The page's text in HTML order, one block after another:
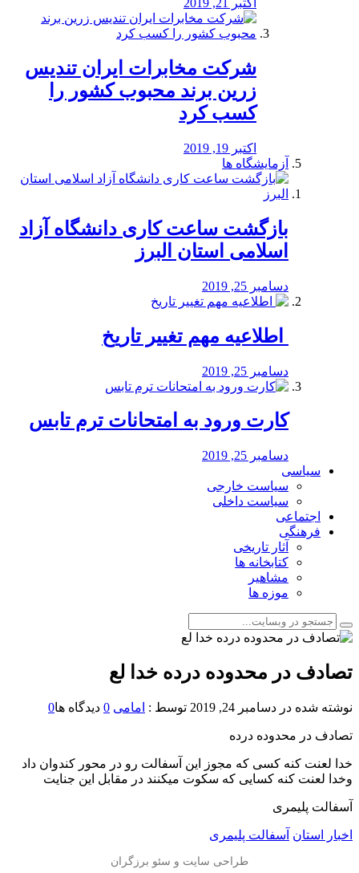
اکتبر 21, 2019
شرکت مخابرات ایران تندیس
زرین برند محبوب کشور را
کسب کرد
اکتبر 19, 2019
آزمایشگاه ها
بازگشت ساعت کاری دانشگاه آزاد
اسلامی استان البرز
دسامبر 25, 2019
️ اطلاعیه مهم تغییر تاریخ
دسامبر 25, 2019
کارت ورود به امتحانات ترم تابس
دسامبر 25, 2019
سیاسی
سیاست خارجی
سیاست داخلی
اجتماعی
فرهنگی
آثار تاریخی
کتابخانه ها
مشاهیر
موزه ها
تصادف در محدوده درده خدا لع
نوشته شده در دسامبر 24, 2019 توسط : امامی 0 دیدگاه ها0
تصادف در محدوده درده
خدا لعنت کنه کسی که مجوز این آسفالت رو در محور کندوان داد
وخدا لعنت کنه کسایی که سکوت میکنند در مقابل این جنایت
آسفالت پلیمری
اخبار استان آسفالت پلیمری